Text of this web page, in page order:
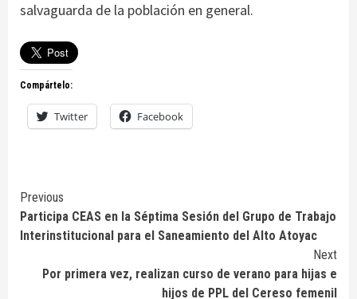
salvaguarda de la población en general.
Compártelo:
Twitter Facebook
Continue
Reading
Previous
Participa CEAS en la Séptima Sesión del Grupo de Trabajo
Interinstitucional para el Saneamiento del Alto Atoyac
Next
Por primera vez, realizan curso de verano para hijas e
hijos de PPL del Cereso femenil